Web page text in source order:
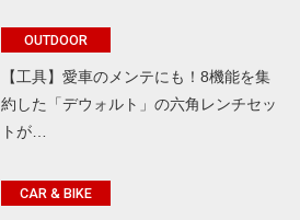
OUTDOOR
【工具】愛車のメンテにも！8機能を集
約した「デウォルト」の六角レンチセッ
トが…
CAR & BIKE